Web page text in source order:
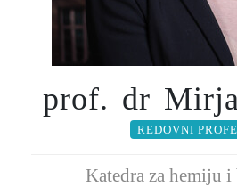
prof. dr
REDOVNI
Katedra za hemiju